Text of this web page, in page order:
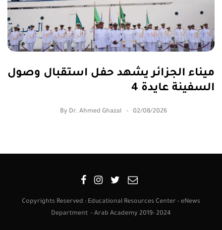
ميناء الجزائر يشهد حفل استقبال وصول
السفينة عايدة 4
By Dr. Ahmed Ghazal 02/08/2026
Copyrights Reserved : Educational Resources Center - eNews
Department - Arab Academy 2019- 2024